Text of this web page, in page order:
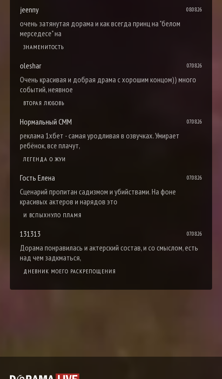
jeenny 08.08.26
очень затянутая дорама и как всегда принц на "белом
мерседесе" на
ЗНАМЕНИТОСТЬ
oleshar 07.08.26
Очень красивая и добрая драма с хорошим концом)) много
событий, неявное
ВТОРАЯ ЛЮБОВЬ
Нормальный СММ 07.08.26
реклама 1хбет - самая уродливая в озвучках. Умирает
ребёнок, все плачут,
ЛЕГЕНДА О ЖУИ
Гость Елена 07.08.26
Сценарий пропитан садизмом и убийствами. На фоне
красивых актеров и нарядов это
И ВСПЫХНУЛО ПЛАМЯ
131313 07.08.26
Дорама понравилась и актерский состав, и со смыслом, есть
над чем задкматься,
ДНЕВНИК МОЕГО РАСКРЕПОЩЕНИЯ